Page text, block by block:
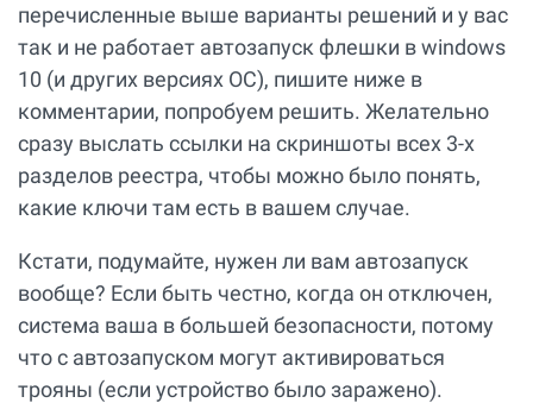
перечисленные выше варианты решений и у вас
так и не работает автозапуск флешки в windows
10 (и других версиях ОС), пишите ниже в
комментарии, попробуем решить. Желательно
сразу выслать ссылки на скриншоты всех 3-х
разделов реестра, чтобы можно было понять,
какие ключи там есть в вашем случае.
Кстати, подумайте, нужен ли вам автозапуск
вообще? Если быть честно, когда он отключен,
система ваша в большей безопасности, потому
что с автозапуском могут активироваться
трояны (если устройство было заражено).